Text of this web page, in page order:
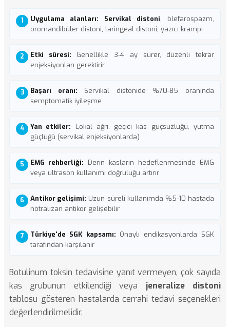
Uygulama alanları: Servikal distoni, blefarospazm,
oromandibüler distoni, laringeal distoni, yazıcı krampı
Etki süresi: Genellikle 3-4 ay sürer, düzenli tekrar
enjeksiyonları gerektirir
Başarı oranı: Servikal distonide %70-85 oranında
semptomatik iyileşme
Yan etkiler: Lokal ağrı, geçici kas güçsüzlüğü, yutma
güçlüğü (servikal enjeksiyonlarda)
EMG rehberliği: Derin kasların hedeflenmesinde EMG
veya ultrason kullanımı doğruluğu artırır
Antikor gelişimi: Uzun süreli kullanımda %5-10 hastada
nötralizan antikor gelişebilir
Türkiye'de SGK kapsamı: Onaylı endikasyonlarda SGK
tarafından karşılanır
Botulinum toksin tedavisine yanıt vermeyen, çok sayıda
kas grubunun etkilendiği veya jeneralize distoni
tablosu gösteren hastalarda cerrahi tedavi seçenekleri
değerlendirilmelidir.